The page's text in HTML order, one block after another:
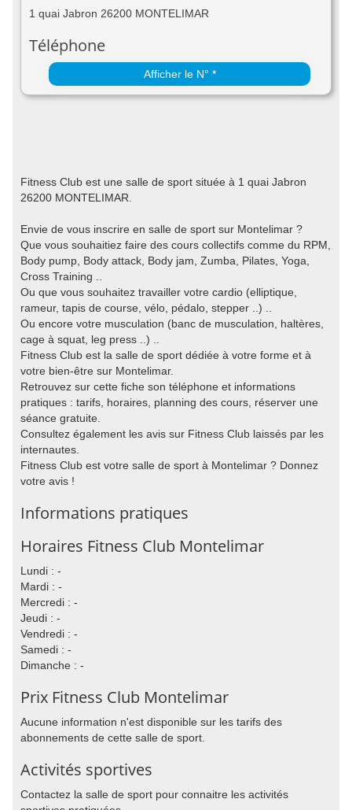
1 quai Jabron 26200 MONTELIMAR
Téléphone
Afficher le N° *
Fitness Club est une salle de sport située à 1 quai Jabron
26200 MONTELIMAR.
Envie de vous inscrire en salle de sport sur Montelimar ?
Que vous souhaitiez faire des cours collectifs comme du RPM,
Body pump, Body attack, Body jam, Zumba, Pilates, Yoga,
Cross Training ..
Ou que vous souhaitez travailler votre cardio (elliptique,
rameur, tapis de course, vélo, pédalo, stepper ..) ..
Ou encore votre musculation (banc de musculation, haltères,
cage à squat, leg press ..) ..
Fitness Club est la salle de sport dédiée à votre forme et à
votre bien-être sur Montelimar.
Retrouvez sur cette fiche son téléphone et informations
pratiques : tarifs, horaires, planning des cours, réserver une
séance gratuite.
Consultez également les avis sur Fitness Club laissés par les
internautes.
Fitness Club est votre salle de sport à Montelimar ? Donnez
votre avis !
Informations pratiques
Horaires Fitness Club Montelimar
Lundi : -
Mardi : -
Mercredi : -
Jeudi : -
Vendredi : -
Samedi : -
Dimanche : -
Prix Fitness Club Montelimar
Aucune information n'est disponible sur les tarifs des
abonnements de cette salle de sport.
Activités sportives
Contactez la salle de sport pour connaitre les activités